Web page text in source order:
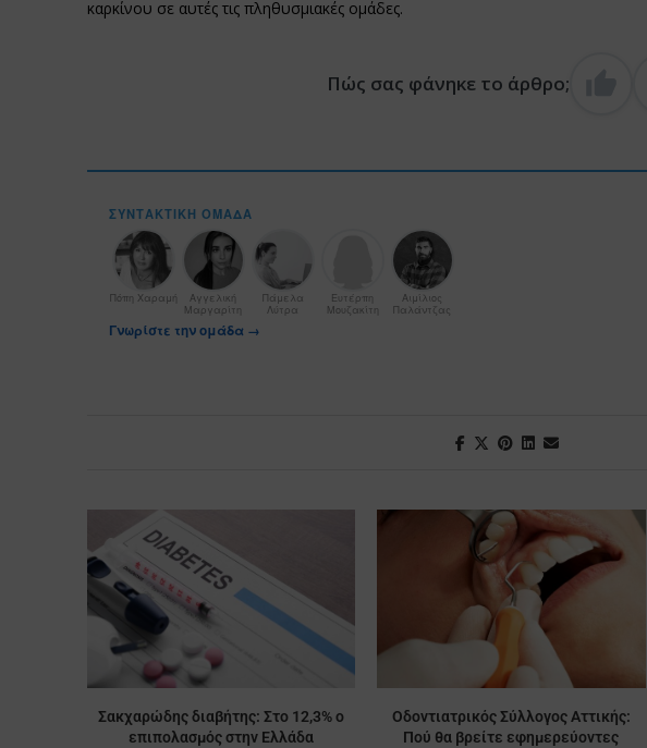
καρκίνου σε αυτές τις πληθυσμιακές ομάδες.
Πώς σας φάνηκε το άρθρο;
ΣΥΝΤΑΚΤΙΚΉ ΟΜΆΔΑ
Πόπη Χαραμή
Αγγελική
Μαργαρίτη
Πάμελα
Λύτρα
Ευτέρπη
Μουζακίτη
Αιμίλιος
Παλάντζας
Γνωρίστε την ομάδα →
Σακχαρώδης διαβήτης: Στο 12,3% ο
επιπολασμός στην Ελλάδα
Οδοντιατρικός Σύλλογος Αττικής:
Πού θα βρείτε εφημερεύοντες